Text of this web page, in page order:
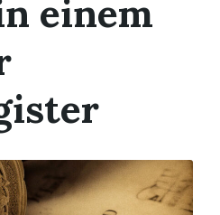
einem